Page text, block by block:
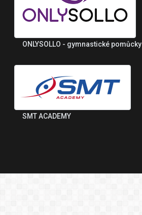
ONLYSOLLO - gymnastické pomůcky
SMT ACADEMY